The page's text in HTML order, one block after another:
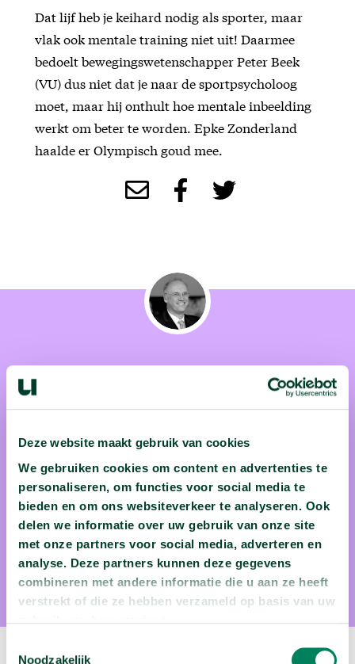
Deze website maakt gebruik van cookies
We gebruiken cookies om content en advertenties te
personaliseren, om functies voor social media te
bieden en om ons websiteverkeer te analyseren. Ook
delen we informatie over uw gebruik van onze site
met onze partners voor social media, adverteren en
analyse. Deze partners kunnen deze gegevens
combineren met andere informatie die u aan ze heeft
verstrekt of die ze hebben verzameld op basis van uw
Noodzakelijk
Dat lijf heb je keihard nodig als sporter, maar
vlak ook mentale training niet uit! Daarmee
bedoelt bewegingswetenschapper Peter Beek
(VU) dus niet dat je naar de sportpsycholoog
moet, maar hij onthult hoe mentale inbeelding
werkt om beter te worden. Epke Zonderland
haalde er Olympisch goud mee.
Prof. dr. Peter Beek
Prof. dr. Peter Beek is hoogleraar Coördinatiedynamica aan
de Vrije Universiteit te Amsterdam. Hij promoveerde ooit op
hoe je leert jongleren en verdiepte zich sindsdien
in "motorisch leren", ofwel de kunst van het zo goed mogelijk
uitvoeren van bewegingen, zoals bij sport, maar
ook bijvoorbeeld bij revalidatie.